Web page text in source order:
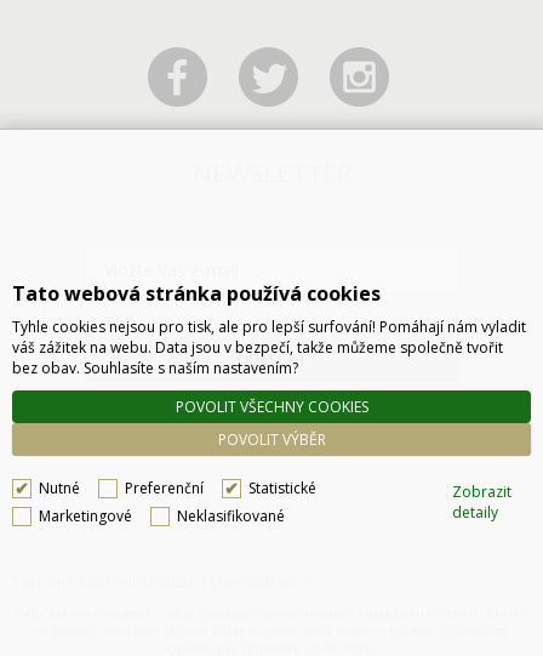
ODESLAT
Tato webová stránka používá cookies
Tyhle cookies nejsou pro tisk, ale pro lepší surfování! Pomáhají nám vyladit
váš zážitek na webu. Data jsou v bezpečí, takže můžeme společně tvořit
bez obav. Souhlasíte s naším nastavením?
POVOLIT VÝBĚR
POVOLIT VŠECHNY COOKIES
Nutné Preferenční
Statistické
Marketingové
Neklasifikované
Zobrazit
detaily